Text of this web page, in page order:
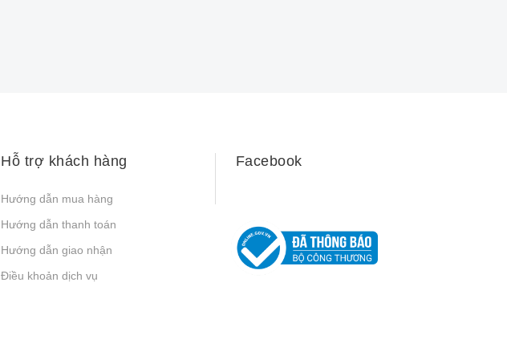
Hỗ trợ khách hàng
Hướng dẫn mua hàng
Hướng dẫn thanh toán
Hướng dẫn giao nhận
Điều khoản dịch vụ
Facebook